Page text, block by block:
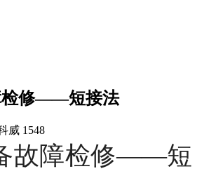
检修——短接法
威 1548
故障检修——短